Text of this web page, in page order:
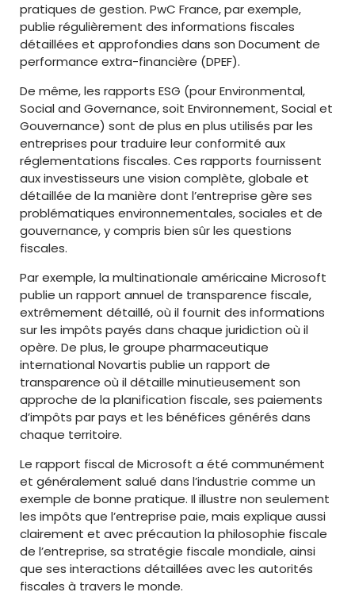
pratiques de gestion. PwC France, par exemple,
publie régulièrement des informations fiscales
détaillées et approfondies dans son Document de
performance extra-financière (DPEF).
De même, les rapports ESG (pour Environmental,
Social and Governance, soit Environnement, Social et
Gouvernance) sont de plus en plus utilisés par les
entreprises pour traduire leur conformité aux
réglementations fiscales. Ces rapports fournissent
aux investisseurs une vision complète, globale et
détaillée de la manière dont l’entreprise gère ses
problématiques environnementales, sociales et de
gouvernance, y compris bien sûr les questions
fiscales.
Par exemple, la multinationale américaine Microsoft
publie un rapport annuel de transparence fiscale,
extrêmement détaillé, où il fournit des informations
sur les impôts payés dans chaque juridiction où il
opère. De plus, le groupe pharmaceutique
international Novartis publie un rapport de
transparence où il détaille minutieusement son
approche de la planification fiscale, ses paiements
d’impôts par pays et les bénéfices générés dans
chaque territoire.
Le rapport fiscal de Microsoft a été communément
et généralement salué dans l’industrie comme un
exemple de bonne pratique. Il illustre non seulement
les impôts que l’entreprise paie, mais explique aussi
clairement et avec précaution la philosophie fiscale
de l’entreprise, sa stratégie fiscale mondiale, ainsi
que ses interactions détaillées avec les autorités
fiscales à travers le monde.